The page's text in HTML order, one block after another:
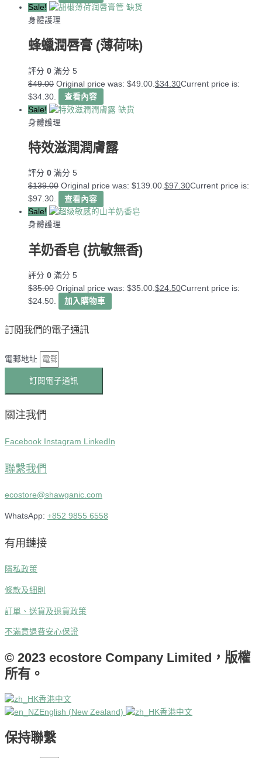
Sale!
缺货
身體護理
蜂蠟潤唇膏 (薄荷味)
評分 0 滿分 5
$49.00 Original price was: $49.00. $34.30Current price is:
$34.30.
查看內容
Sale!
缺货
身體護理
特效滋潤潤膚露
評分 0 滿分 5
$139.00 Original price was: $139.00.$97.30Current price is:
$97.30.
查看內容
Sale!
身體護理
羊奶香皂 (抗敏無香)
評分 0 滿分 5
$35.00 Original price was: $35.00.$24.50Current price is:
$24.50.
加入購物車
訂閱我們的電子通訊
電郵地址
訂閱電子通訊
關注我們
Facebook Instagram LinkedIn
聯繫我們
ecostore@shawganic.com
WhatsApp: +852 9855 6558
有用鏈接
隱私政策
條款及細則
訂單、送貨及退貨政策
不滿意退費安心保證
© 2023 ecostore Company Limited，版權
所有。
香港中文
English (New Zealand)
香港中文
保持聯繫